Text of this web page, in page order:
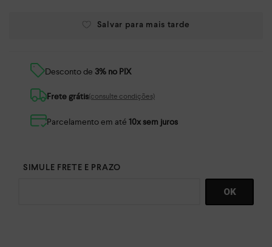
Desconto de 3% no PIX
Frete grátis(consulte condições)
Parcelamento em até 10x sem juros